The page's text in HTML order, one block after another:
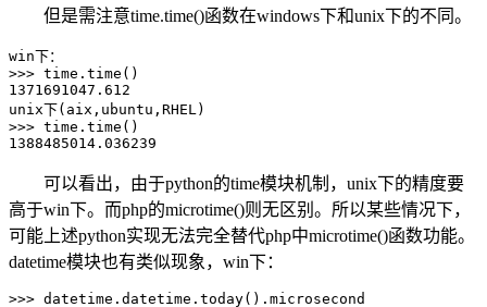
但是需注意time.time()函数在windows下和unix下的不同。
win下：
>>> time.time()
1371691047.612
unix下(aix,ubuntu,RHEL)
>>> time.time()
可以看出，由于python的time模块机制，unix下的精度要
高于win下。而php的microtime()则无区别。所以某些情况下，
可能上述python实现无法完全替代php中microtime()函数功能。
datetime模块也有类似现象，win下：
>>> datetime.datetime.today().microsecond